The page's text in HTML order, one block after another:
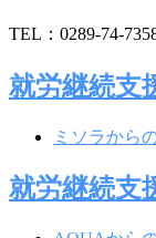
TEL：0289-74-
就労継続支
ミソラから
就労継続支